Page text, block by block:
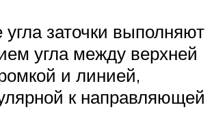
заточки выполняют
угла между верхней
и линией,
к направляющей